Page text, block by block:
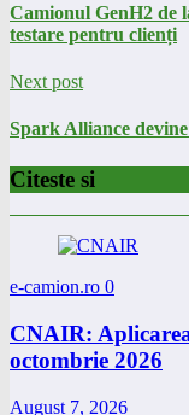
Camionul GenH2 de
testare pentru clienți
Next post
Spark Alliance
Citeste si
e-camion.ro 0
CNAIR:
octombrie 2026
August 7, 2026